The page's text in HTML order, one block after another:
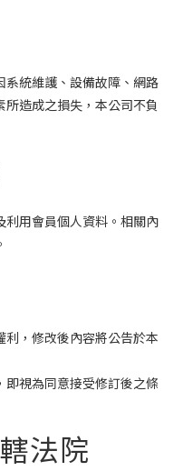
統維護、設備故障、網路
造成之損失，本公司不負
用會員個人資料。相關內
，修改後內容將公告於本
視為同意接受修訂後之條
法院